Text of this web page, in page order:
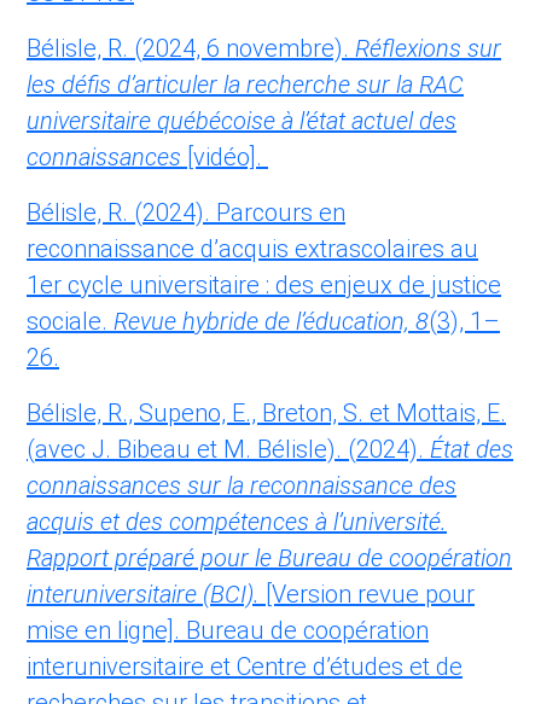
Bélisle, R. (2024, 6 novembre). Réflexions sur
les défis d’articuler la recherche sur la RAC
universitaire québécoise à l’état actuel des
connaissances [vidéo].
Bélisle, R. (2024). Parcours en
reconnaissance d’acquis extrascolaires au
1er cycle universitaire : des enjeux de justice
sociale. Revue hybride de l’éducation, 8(3), 1–
26.
Bélisle, R., Supeno, E., Breton, S. et Mottais, E.
(avec J. Bibeau et M. Bélisle). (2024). État des
connaissances sur la reconnaissance des
acquis et des compétences à l’université.
Rapport préparé pour le Bureau de coopération
interuniversitaire (BCI). [Version revue pour
mise en ligne]. Bureau de coopération
interuniversitaire et Centre d’études et de